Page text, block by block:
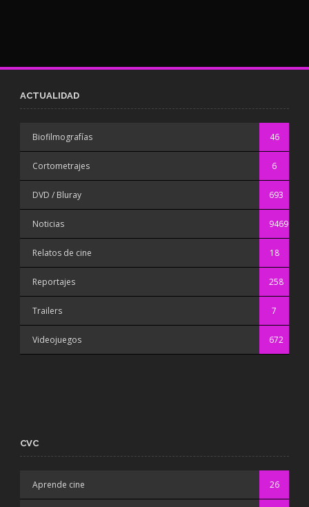
ACTUALIDAD
Biofilmografías 46
Cortometrajes 6
DVD / Bluray 693
Noticias 9469
Relatos de cine 18
Reportajes 258
Trailers 7
Videojuegos 672
CVC
Aprende cine 26